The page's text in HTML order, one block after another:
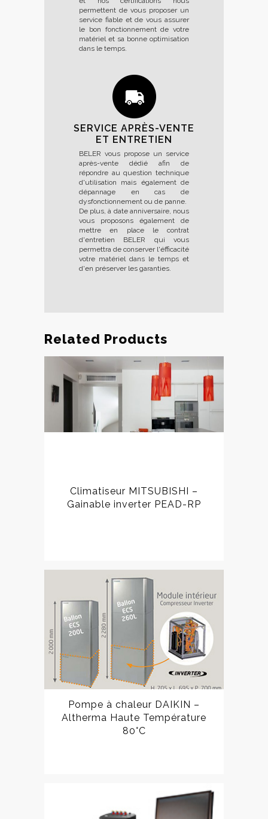
permettent de vous proposer un
service fiable et de vous assurer
le bon fonctionnement de votre
matériel et sa bonne optimisation
dans le temps.
SERVICE APRÈS-VENTE
ET ENTRETIEN
BELER vous propose un service
après-vente dédié afin de
répondre au question technique
d'utilisation mais également de
dépannage en cas de
dysfonctionnement ou de panne.
De plus, à date anniversaire, nous
vous proposons également de
mettre en place le contrat
d'entretien BELER qui vous
permettra de conserver l'éfficacité
votre matériel dans le temps et
d'en préserver les garanties.
Related Products
Climatiseur MITSUBISHI –
Gainable inverter PEAD-RP
Pompe à chaleur DAIKIN –
Altherma Haute Température
80°C